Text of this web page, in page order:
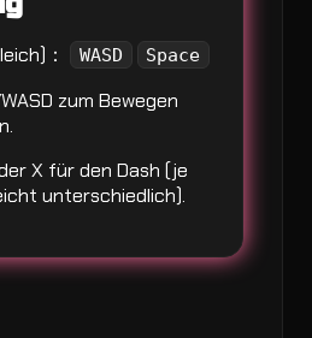
： WASD Space
zum Bewegen
X für den Dash (je
unterschiedlich).